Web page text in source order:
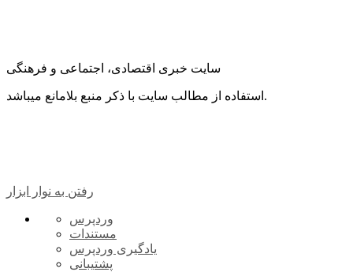
سایت خبری اقتصادی، اجتماعی و فرهنگی
استفاده از مطالب سایت با ذکر منبع بلامانع میباشد.
رفتن به نوار ابزار
درباره
وردپرس
وردپرس
مستندات
یادگیری وردپرس
پشتیبانی